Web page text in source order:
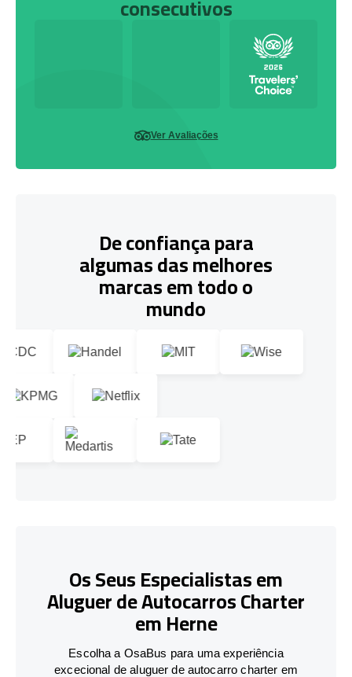
consecutivos
Ver Avaliações
De confiança para
algumas das melhores
marcas em todo o
mundo
Os Seus Especialistas em
Aluguer de Autocarros Charter
em Herne
Escolha a OsaBus para uma experiência
excecional de aluguer de autocarro charter em